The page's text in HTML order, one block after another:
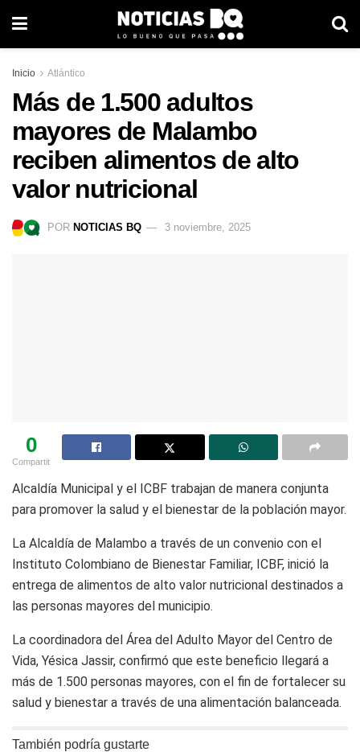
Inicio Atlántico
Más de 1.500 adultos
mayores de Malambo
reciben alimentos de alto
valor nutricional
POR NOTICIAS BQ 3 noviembre, 2025
0
Compartit
Alcaldía Municipal y el ICBF trabajan de manera conjunta
para promover la salud y el bienestar de la población mayor.
La Alcaldía de Malambo a través de un convenio con el
Instituto Colombiano de Bienestar Familiar, ICBF, inició la
entrega de alimentos de alto valor nutricional destinados a
las personas mayores del municipio.
La coordinadora del Área del Adulto Mayor del Centro de
Vida, Yésica Jassir, confirmó que este beneficio llegará a
más de 1.500 personas mayores, con el fin de fortalecer su
salud y bienestar a través de una alimentación balanceada.
También podría gustarte